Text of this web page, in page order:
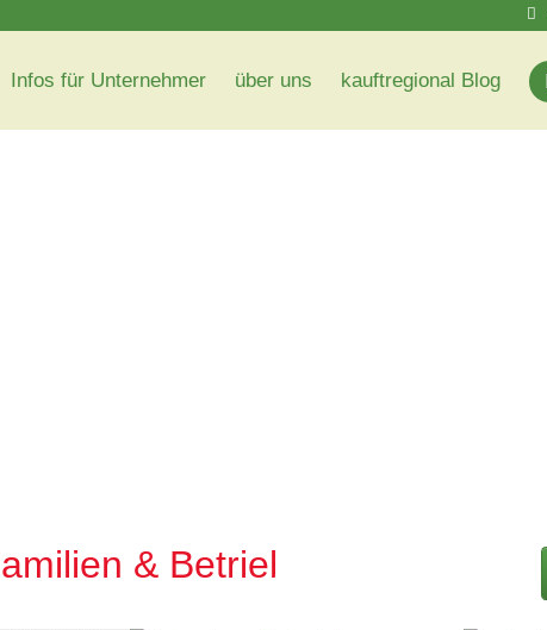
Infos für Unternehmer über uns kauftregional Blog
& Betriebe